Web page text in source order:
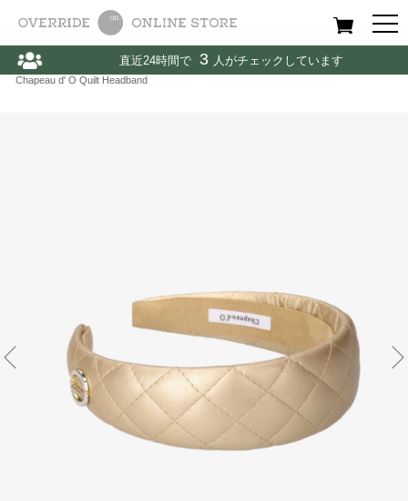
All Women Men
Home Chapeau d' O / シャポードオー 〉 HAIR BAND / ヘアバンド
Chapeau d' O Quilt Headband
直近24時間で 3 人がチェックしています